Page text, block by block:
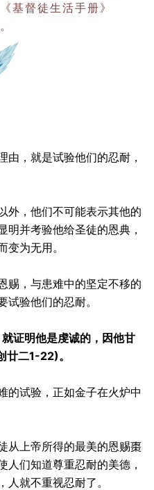
基督徒生活手册》
由，就是试验他们的忍耐，
外，他们不可能表示其他的
明并考验他给圣徒的恩典，
为无用。
赐，与患难中的坚定不移的
验他们的忍耐。
证明他是虔诚的，因他甘
廿二1-22)。
的试验，正如金子在火炉中
从上帝所得的最美的恩赐棗
人们知道尊重忍耐的美德，
就不重视忍耐了。